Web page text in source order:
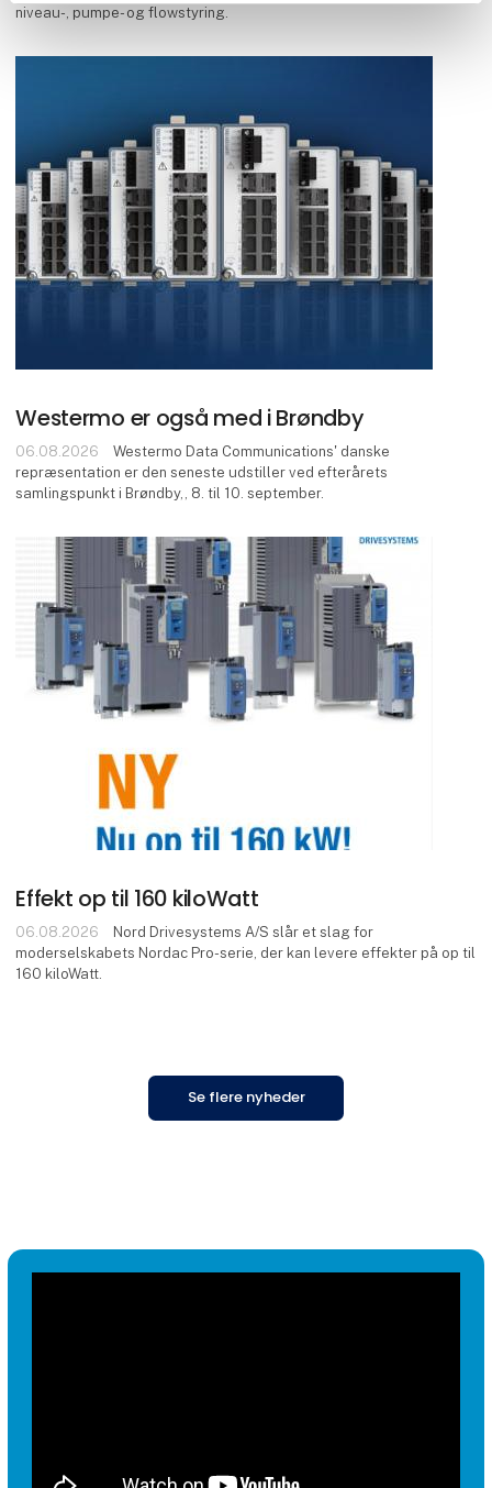
niveau-, pumpe- og flowstyring.
Westermo er også med i Brøndby
06.08.2026
Westermo Data Communications' danske
repræsentation er den seneste udstiller ved efterårets
samlingspunkt i Brøndby,, 8. til 10. september.
Effekt op til 160 kiloWatt
06.08.2026
Nord Drivesystems A/S slår et slag for
moderselskabets Nordac Pro-serie, der kan levere effekter på op til
160 kiloWatt.
Se flere nyheder